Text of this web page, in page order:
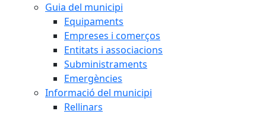
Guia del municipi
Equipaments
Empreses i comerços
Entitats i associacions
Subministraments
Emergències
Informació del municipi
Rellinars